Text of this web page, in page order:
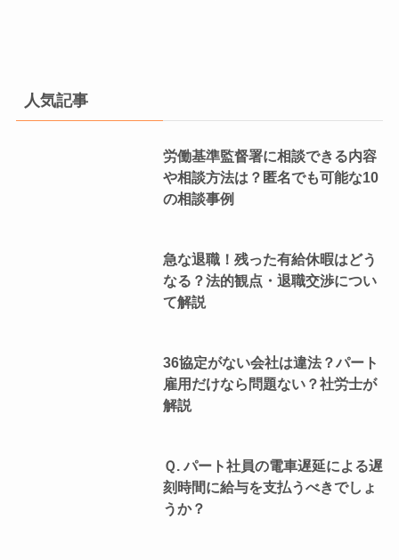
人気記事
労働基準監督署に相談できる内容
や相談方法は？匿名でも可能な10
の相談事例
急な退職！残った有給休暇はどう
なる？法的観点・退職交渉につい
て解説
36協定がない会社は違法？パート
雇用だけなら問題ない？社労士が
解説
Ｑ. パート社員の電車遅延による遅
刻時間に給与を支払うべきでしょ
うか？